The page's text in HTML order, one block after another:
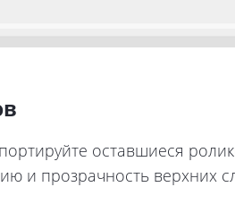
оставшиеся
и прозрачность верхних